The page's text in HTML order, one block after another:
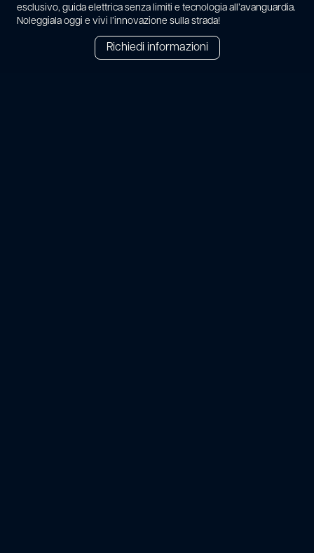
esclusivo, guida elettrica senza limiti e tecnologia all’avanguardia.
Noleggiala oggi e vivi l’innovazione sulla strada!
Richiedi informazioni